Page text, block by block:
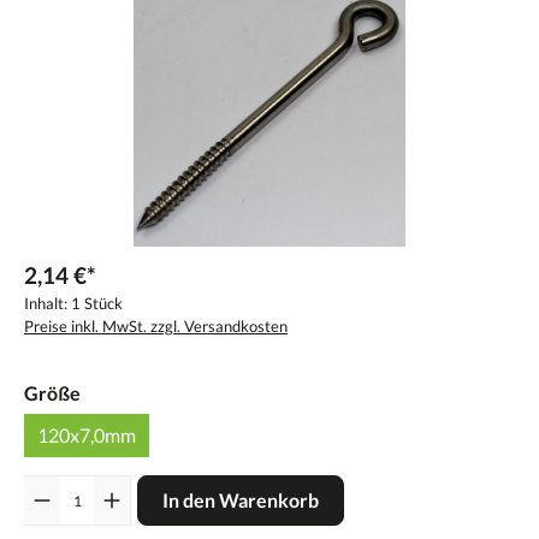
2,14 €*
Inhalt: 1 Stück
Preise inkl. MwSt. zzgl. Versandkosten
Größe
120x7,0mm
In den Warenkorb